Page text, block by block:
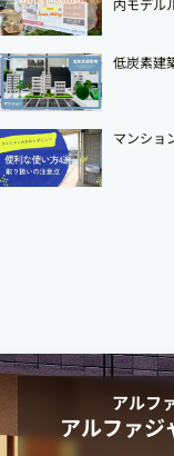
内モデル
低炭素建
マンショ
アルフ
アルファジ